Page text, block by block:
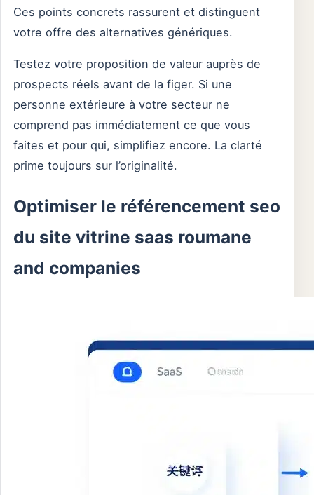
Ces points concrets rassurent et distinguent
votre offre des alternatives génériques.
Testez votre proposition de valeur auprès de
prospects réels avant de la figer. Si une
personne extérieure à votre secteur ne
comprend pas immédiatement ce que vous
faites et pour qui, simplifiez encore. La clarté
prime toujours sur l’originalité.
Optimiser le référencement seo
du site vitrine saas roumane
and companies